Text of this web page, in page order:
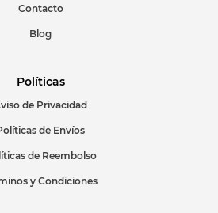
Contacto
Blog
Políticas
de Privacidad
de Envíos
de Reembolso
y Condiciones